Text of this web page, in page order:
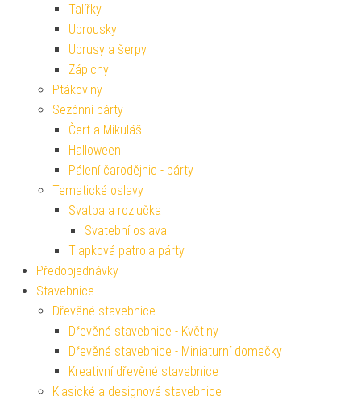
Talířky
Ubrousky
Ubrusy a šerpy
Zápichy
Ptákoviny
Sezónní párty
Čert a Mikuláš
Halloween
Pálení čarodějnic - párty
Tematické oslavy
Svatba a rozlučka
Svatební oslava
Tlapková patrola párty
Předobjednávky
Stavebnice
Dřevěné stavebnice
Dřevěné stavebnice - Květiny
Dřevěné stavebnice - Miniaturní domečky
Kreativní dřevěné stavebnice
Klasické a designové stavebnice